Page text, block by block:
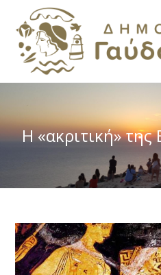
Η «ακριτική»